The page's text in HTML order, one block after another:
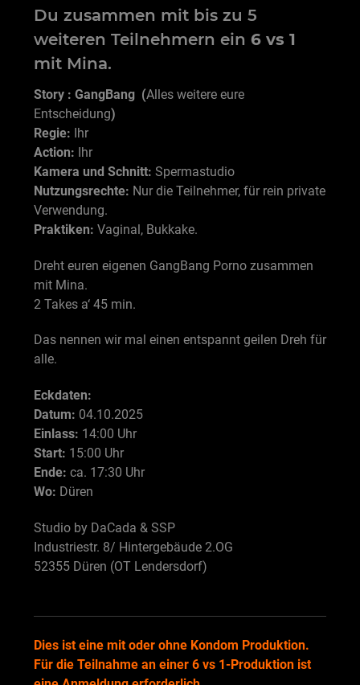
Du zusammen mit bis zu 5
weiteren Teilnehmern ein 6 vs 1
mit Mina.
Story : GangBang (Alles weitere eure
Entscheidung)
Regie: Ihr
Action: Ihr
Kamera und Schnitt: Spermastudio
Nutzungsrechte: Nur die Teilnehmer, für rein private
Verwendung.
Praktiken: Vaginal, Bukkake.
Dreht euren eigenen GangBang Porno zusammen
mit Mina.
2 Takes a‘ 45 min.
Das nennen wir mal einen entspannt geilen Dreh für
alle.
Eckdaten:
Datum: 04.10.2025
Einlass: 14:00 Uhr
Start: 15:00 Uhr
Ende: ca. 17:30 Uhr
Wo: Düren
Studio by DaCada & SSP
Industriestr. 8/ Hintergebäude 2.OG
52355 Düren (OT Lendersdorf)
Dies ist eine mit oder ohne Kondom Produktion.
Für die Teilnahme an einer 6 vs 1-Produktion ist